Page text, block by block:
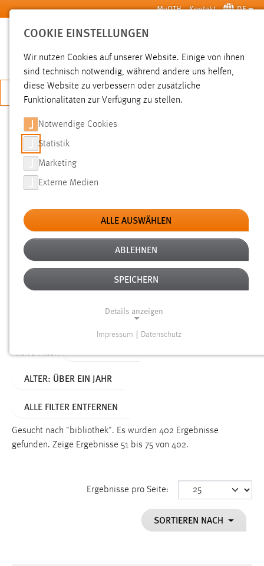
Zum Hauptinhalt springen MyOTH Kontakt DE
SUCHE
JETZT BEWERBEN
SUCHE
FILTER
Typ
Erstellungsdatum
Alter
Aktive Filter:
ALTER: ÜBER EIN JAHR
ALLE FILTER ENTFERNEN
Gesucht nach "bibliothek". Es wurden 402 Ergebnisse
gefunden. Zeige Ergebnisse 51 bis 75 von 402.
Ergebnisse pro Seite:
SORTIEREN NACH
COOKIE EINSTELLUNGEN
Wir nutzen Cookies auf unserer Website. Einige von ihnen
sind technisch notwendig, während andere uns helfen,
diese Website zu verbessern oder zusätzliche
Funktionalitäten zur Verfügung zu stellen.
Notwendige Cookies
Statistik
Marketing
Externe Medien
ALLE AUSWÄHLEN
ABLEHNEN
SPEICHERN
Details anzeigen
Funktionen und sind für die einwandfreie Funktion der
Name:
Dieser Cookie speichert die ausgewählten Einverständnis-
Impressum Datenschutz